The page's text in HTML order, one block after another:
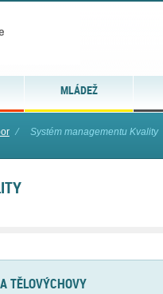
MLÁDEŽ
⁄ Systém managementu Kvality
TĚLOVÝCHOVY